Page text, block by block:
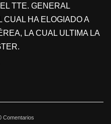
TTE. GENERAL
HA ELOGIADO A
LA CUAL ULTIMA LA
Comentarios